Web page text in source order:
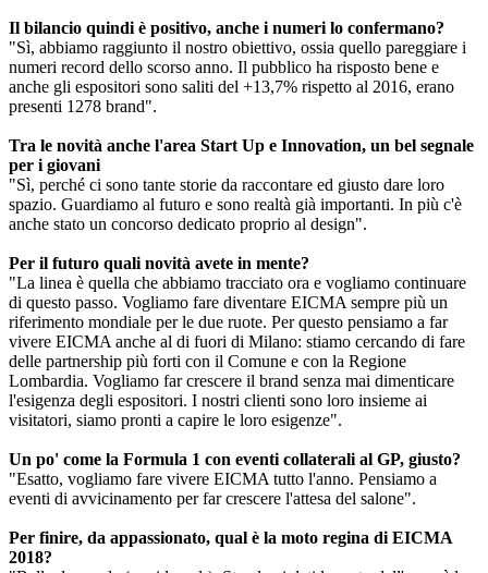
Il bilancio quindi è positivo, anche i numeri lo confermano?
"Sì, abbiamo raggiunto il nostro obiettivo, ossia quello pareggiare i
numeri record dello scorso anno. Il pubblico ha risposto bene e
anche gli espositori sono saliti del +13,7% rispetto al 2016, erano
presenti 1278 brand".
Tra le novità anche l'area Start Up e Innovation, un bel segnale
per i giovani
"Sì, perché ci sono tante storie da raccontare ed giusto dare loro
spazio. Guardiamo al futuro e sono realtà già importanti. In più c'è
anche stato un concorso dedicato proprio al design".
Per il futuro quali novità avete in mente?
"La linea è quella che abbiamo tracciato ora e vogliamo continuare
di questo passo. Vogliamo fare diventare EICMA sempre più un
riferimento mondiale per le due ruote. Per questo pensiamo a far
vivere EICMA anche al di fuori di Milano: stiamo cercando di fare
delle partnership più forti con il Comune e con la Regione
Lombardia. Vogliamo far crescere il brand senza mai dimenticare
l'esigenza degli espositori. I nostri clienti sono loro insieme ai
visitatori, siamo pronti a capire le loro esigenze".
Un po' come la Formula 1 con eventi collaterali al GP, giusto?
"Esatto, vogliamo fare vivere EICMA tutto l'anno. Pensiamo a
eventi di avvicinamento per far crescere l'attesa del salone".
Per finire, da appassionato, qual è la moto regina di EICMA
2018?